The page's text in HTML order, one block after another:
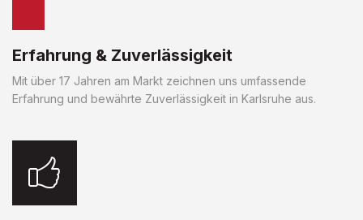
Erfahrung & Zuverlässigkeit
Mit über 17 Jahren am Markt zeichnen uns umfassende
Erfahrung und bewährte Zuverlässigkeit in Karlsruhe aus.